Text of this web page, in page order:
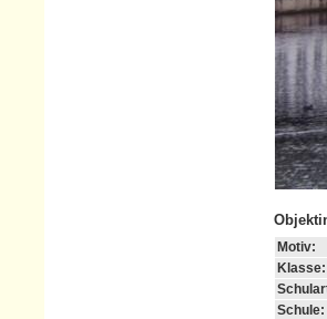
Motiv:
Klasse:
Schule: